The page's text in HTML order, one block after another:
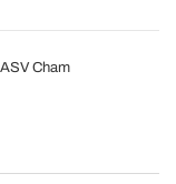
ASV Cham